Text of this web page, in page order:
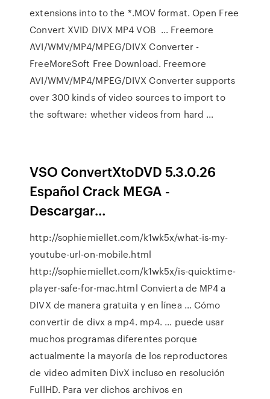
extensions into to the *.MOV format. Open Free
Convert XVID DIVX MP4 VOB ... Freemore
AVI/WMV/MP4/MPEG/DIVX Converter -
FreeMoreSoft Free Download. Freemore
AVI/WMV/MP4/MPEG/DIVX Converter supports
over 300 kinds of video sources to import to
the software: whether videos from hard ...
VSO ConvertXtoDVD 5.3.0.26
Español Crack MEGA -
Descargar…
http://sophiemiellet.com/k1wk5x/what-is-my-
youtube-url-on-mobile.html
http://sophiemiellet.com/k1wk5x/is-quicktime-
player-safe-for-mac.html Convierta de MP4 a
DIVX de manera gratuita y en línea ... Cómo
convertir de divx a mp4. mp4. ... puede usar
muchos programas diferentes porque
actualmente la mayoría de los reproductores
de video admiten DivX incluso en resolución
FullHD. Para ver dichos archivos en